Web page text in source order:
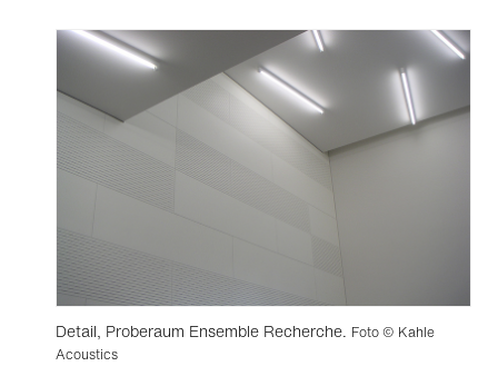
Detail, Proberaum Ensemble Recherche. Foto © Kahle
Acoustics